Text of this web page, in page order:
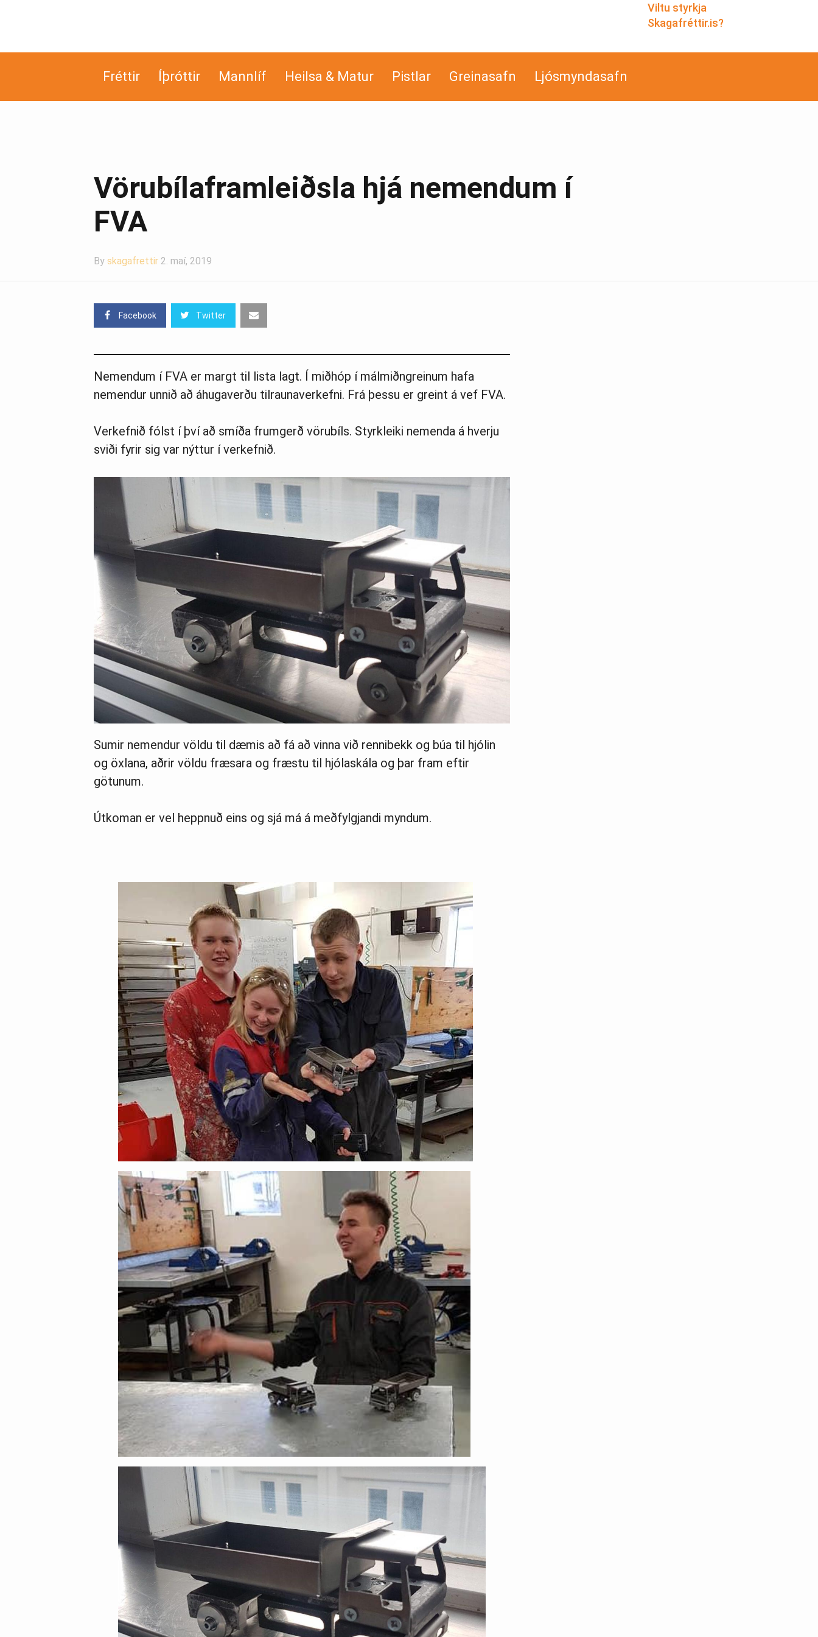
Viltu styrkja
Skagafréttir.is?
Fréttir Íþróttir Mannlíf Heilsa & Matur Pistlar Greinasafn Ljósmyndasafn
Vörubílaframleiðsla hjá nemendum í
FVA
By skagafrettir 2. maí, 2019
Facebook Twitter
Nemendum í FVA er margt til lista lagt. Í miðhóp í málmiðngreinum hafa
nemendur unnið að áhugaverðu tilraunaverkefni. Frá þessu er greint á vef FVA.
Verkefnið fólst í því að smíða frumgerð vörubíls. Styrkleiki nemenda á hverju
sviði fyrir sig var nýttur í verkefnið.
Sumir nemendur völdu til dæmis að fá að vinna við rennibekk og búa til hjólin
og öxlana, aðrir völdu fræsara og fræstu til hjólaskála og þar fram eftir
götunum.
Útkoman er vel heppnuð eins og sjá má á meðfylgjandi myndum.